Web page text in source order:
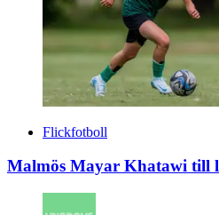
Flickfotboll
Malmös Mayar Khatawi till